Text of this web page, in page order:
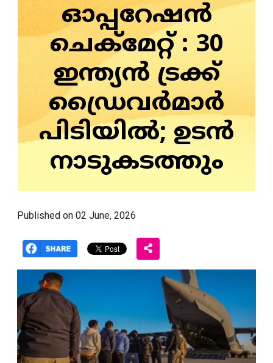
ഓപ്പറേഷൻ
ചെക്‌മേറ്റ് : 30
ഇന്ത്യൻ ട്രക്ക്
ഡ്രൈവർമാർ
പിടിയിൽ; ഉടൻ
നാടുകടത്തും
Published on 02 June, 2026